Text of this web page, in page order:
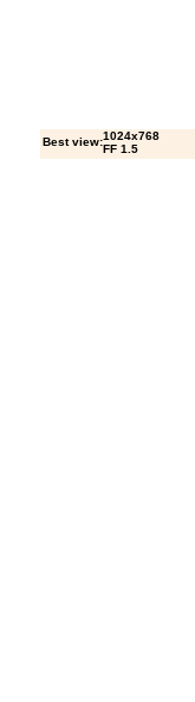
Best view:1024x768
FF 1.5